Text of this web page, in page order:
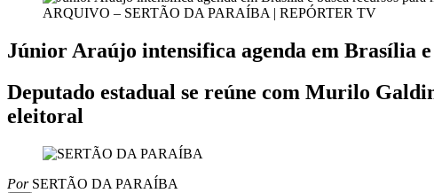
ARQUIVO – SERTÃO DA PARAÍBA | REPÓRTER TV
Júnior Araújo intensifica agenda em Brasília
Deputado estadual se reúne com Murilo
eleitoral
PorSERTÃO DA PARAÍBA